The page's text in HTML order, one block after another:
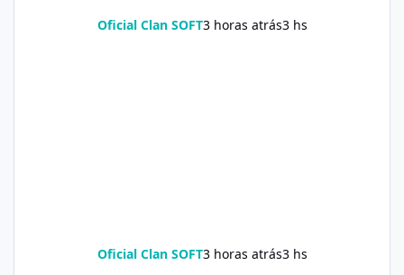
Oficial Clan SOFT3 horas atrás3 hs
Oficial Clan SOFT3 horas atrás3 hs